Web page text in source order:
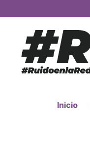
Inicio